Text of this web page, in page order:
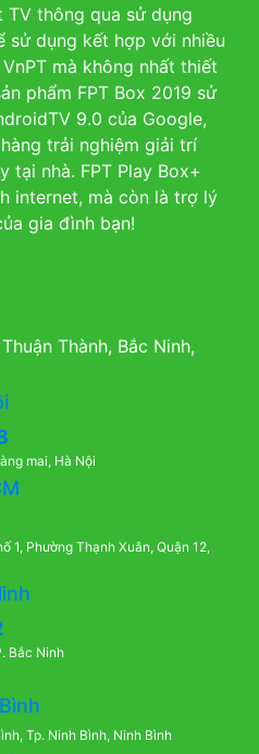
thông qua sử dụng
sử dụng kết hợp với nhiều
mà không nhất thiết
phẩm FPT Box 2019 sử
9.0 của Google,
trải nghiệm giải trí
tại nhà. FPT Play Box+
internet, mà còn là trợ lý
gia đình bạn!
Thành, Bắc Ninh,
mai, Hà Nội
1, Phường Thạnh Xuân, Quận 12,
Bắc Ninh
Tp. Ninh Bình, Ninh Bình